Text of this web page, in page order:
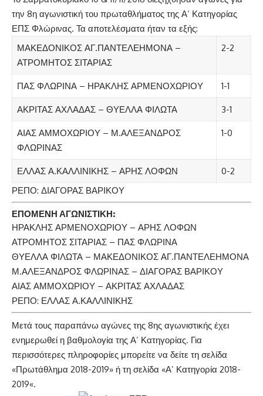
την 8η αγωνιστική του πρωταθλήματος της Α’ Κατηγορίας
ΕΠΣ Φλώρινας. Τα αποτελέσματα ήταν τα εξής:
ΜΑΚΕΔΟΝΙΚΟΣ ΑΓ.ΠΑΝΤΕΛΕΗΜΟΝΑ –
ΑΤΡΟΜΗΤΟΣ ΣΙΤΑΡΙΑΣ
2-2
ΠΑΣ ΦΛΩΡΙΝΑ – ΗΡΑΚΛΗΣ ΑΡΜΕΝΟΧΩΡΙΟΥ 1-1
ΑΚΡΙΤΑΣ ΑΧΛΑΔΑΣ – ΘΥΕΛΛΑ ΦΙΛΩΤΑ 3-1
ΑΙΑΣ ΑΜΜΟΧΩΡΙΟΥ – Μ.ΑΛΕΞΑΝΔΡΟΣ
ΦΛΩΡΙΝΑΣ
1-0
ΕΛΛΑΣ Α.ΚΑΛΛΙΝΙΚΗΣ – ΑΡΗΣ ΛΟΦΩΝ
0-2
ΡΕΠΟ: ΔΙΑΓΟΡΑΣ ΒΑΡΙΚΟΥ
ΕΠΟΜΕΝΗ ΑΓΩΝΙΣΤΙΚΗ:
ΗΡΑΚΛΗΣ ΑΡΜΕΝΟΧΩΡΙΟΥ – ΑΡΗΣ ΛΟΦΩΝ
ΑΤΡΟΜΗΤΟΣ ΣΙΤΑΡΙΑΣ – ΠΑΣ ΦΛΩΡΙΝΑ
ΘΥΕΛΛΑ ΦΙΛΩΤΑ – ΜΑΚΕΔΟΝΙΚΟΣ ΑΓ.ΠΑΝΤΕΛΕΗΜΟΝΑ
Μ.ΑΛΕΞΑΝΔΡΟΣ ΦΛΩΡΙΝΑΣ – ΔΙΑΓΟΡΑΣ ΒΑΡΙΚΟΥ
ΑΙΑΣ ΑΜΜΟΧΩΡΙΟΥ – ΑΚΡΙΤΑΣ ΑΧΛΑΔΑΣ
ΡΕΠΟ: ΕΛΛΑΣ Α.ΚΑΛΛΙΝΙΚΗΣ
Μετά τους παραπάνω αγώνες της 8ης αγωνιστικής έχει
ενημερωθεί η βαθμολογία της Α’ Κατηγορίας. Για
περισσότερες πληροφορίες μπορείτε να δείτε τη σελίδα
«Πρωτάθλημα 2018-2019» ή τη σελίδα «Α’ Κατηγορία 2018-
2019«.